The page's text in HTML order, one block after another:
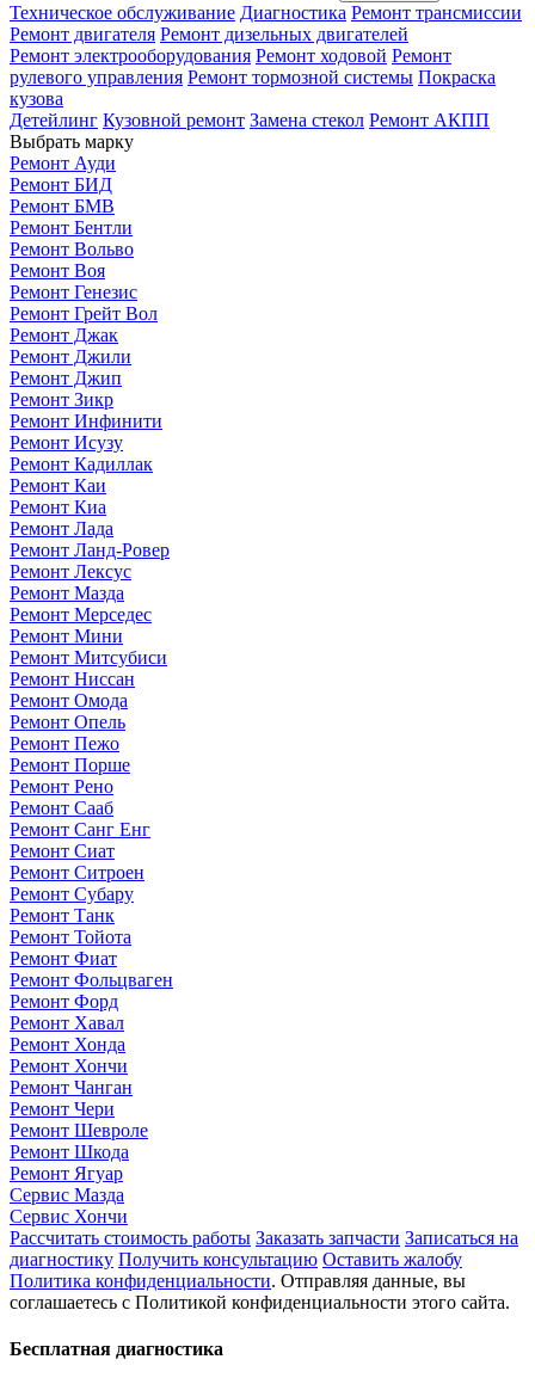
Техническое обслуживание Диагностика Ремонт трансмиссии
Ремонт двигателя Ремонт дизельных двигателей
Ремонт электрооборудования Ремонт ходовой Ремонт
рулевого управления Ремонт тормозной системы Покраска
кузова
Детейлинг Кузовной ремонт Замена стекол Ремонт АКПП
Выбрать марку
Ремонт Ауди
Ремонт БИД
Ремонт БМВ
Ремонт Бентли
Ремонт Вольво
Ремонт Воя
Ремонт Генезис
Ремонт Грейт Вол
Ремонт Джак
Ремонт Джили
Ремонт Джип
Ремонт Зикр
Ремонт Инфинити
Ремонт Исузу
Ремонт Кадиллак
Ремонт Каи
Ремонт Киа
Ремонт Лада
Ремонт Ланд-Ровер
Ремонт Лексус
Ремонт Мазда
Ремонт Мерседес
Ремонт Мини
Ремонт Митсубиси
Ремонт Ниссан
Ремонт Омода
Ремонт Опель
Ремонт Пежо
Ремонт Порше
Ремонт Рено
Ремонт Сааб
Ремонт Санг Енг
Ремонт Сиат
Ремонт Ситроен
Ремонт Субару
Ремонт Танк
Ремонт Тойота
Ремонт Фиат
Ремонт Фольцваген
Ремонт Форд
Ремонт Хавал
Ремонт Хонда
Ремонт Хончи
Ремонт Чанган
Ремонт Чери
Ремонт Шевроле
Ремонт Шкода
Ремонт Ягуар
Сервис Мазда
Сервис Хончи
Рассчитать стоимость работы Заказать запчасти Записаться на
диагностику Получить консультацию Оставить жалобу
Политика конфиденциальности. Отправляя данные, вы
соглашаетесь с Политикой конфиденциальности этого сайта.
Бесплатная диагностика